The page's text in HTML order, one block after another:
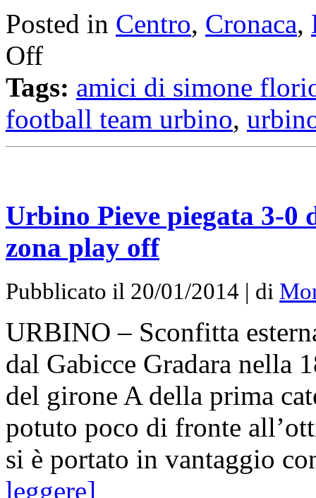
Posted in Centro, Cronaca,
Off
Tags: amici di simone
football team urbino,
Urbino Pieve piegata 3-0
zona play off
Pubblicato il 20/01/2014 | di
URBINO – Sconfitta
dal Gabicce Gradara nella
del girone A della prima
potuto poco di fronte
si è portato in vantaggio
leggere]